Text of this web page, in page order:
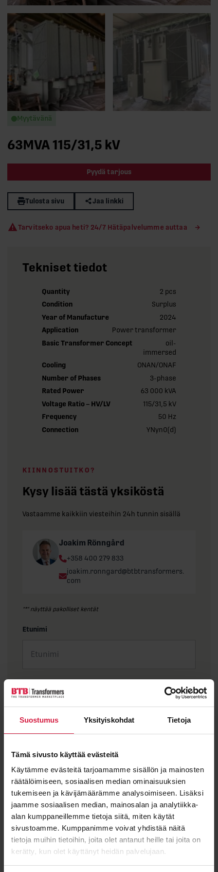
Suostumus Yksityiskohdat Tietoja
Tämä sivusto käyttää evästeitä
Käytämme evästeitä tarjoamamme sisällön ja mainosten
räätälöimiseen, sosiaalisen median ominaisuuksien
tukemiseen ja kävijämäärämme analysoimiseen. Lisäksi
jaamme sosiaalisen median, mainosalan ja analytiikka-
alan kumppaneillemme tietoja siitä, miten käytät
sivustoamme. Kumppanimme voivat yhdistää näitä
tietoja muihin tietoihin, joita olet antanut heille tai joita on
kerätty, kun olet käyttänyt heidän palvelujaan.
Myytävänä
63MVA 115/31,5 kV
Pyydä tarjous
Tulosta sivu Jaa linkki
Tarvitseko apua heti? 24/7 Hätäpalvelumme auttaa
Tekniset tiedot
Quantity
2 pcs
Condition
Surplus
Year of Manufacture
2024
Application
Power transformer
Basic Transformer Concept
oil-
immersed
Cooling
ONAN/ONAF
Number of Phases
3-phase
Rated Power
63 000 kVA
Voltage Ratio – HV/LV
115/31,5 kV
Frequency
50 Hz
Connection
YNyn0(d)
KIINNOSTUITKO?
Kysy lisää tästä yksiköstä
Vastaamme kaikkiin viesteihin 24h tunnin sisällä
Joakim Rönngård
Phone:
+358 400 279 833
Email:
joakim.ronngard@btbtransformers.
com
"*" näyttää pakolliset kentät
Etunimi
Viesti